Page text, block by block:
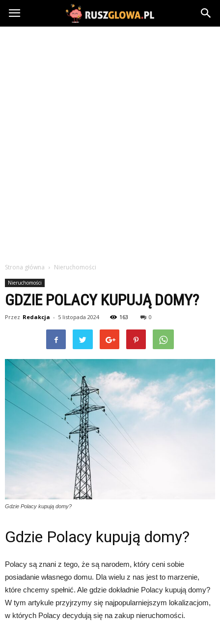
Ruszglowa.pl
Strona główna Nieruchomości
Nieruchomości
GDZIE POLACY KUPUJĄ DOMY?
Przez Redakcja - 5 listopada 2024 163 0
Gdzie Polacy kupują domy?
Gdzie Polacy kupują domy?
Polacy są znani z tego, że są narodem, który ceni sobie
posiadanie własnego domu. Dla wielu z nas jest to marzenie,
które chcemy spełnić. Ale gdzie dokładnie Polacy kupują domy?
W tym artykule przyjrzymy się najpopularniejszym lokalizacjom,
w których Polacy decydują się na zakup nieruchomości.